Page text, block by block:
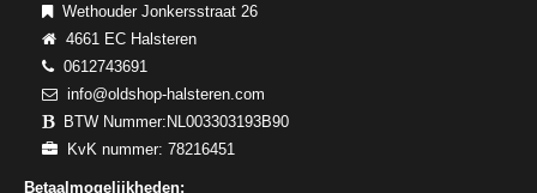
Wethouder Jonkersstraat 26
4661 EC Halsteren
0612743691
info@oldshop-halsteren.com
BTW Nummer:NL003303193B90
KvK nummer: 78216451
Betaalmogelijkheden: